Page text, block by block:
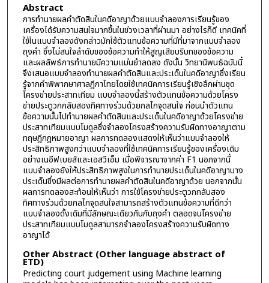
Abstract
การทำนายผลคำตัดสินในคดีอาญาด้วยแบบจำลองการเรียนรู้ของ
เครื่องได้รับความสนใจมากขึ้นในช่วงเวลาที่ผ่านมา อย่างไรก็ดี เทคนิคที่
ใช้ในแบบจำลองดังกล่าวมักใช้ตัวแทนข้อความที่มีที่มาจากแบบจำลอง
ถุงคำ ซึ่งไม่สนใจลำดับของข้อความทำให้สูญเสียบริบทของข้อความ
และผลลัพธ์การทำนายมีความแม่นยำลดลง ดังนั้น วิทยานิพนธ์ฉบับนี้
จึงเสนอแบบจำลองทำนายผลคำตัดสินและประเด็นในคดีอาญาซึ่งเรียน
รู้จากคำพิพากษาศาลฎีกาไทยโดยใช้เทคนิคการเรียนรู้เชิงลึกผ่านชุด
โครงข่ายประสาทเทียม แบบจำลองนี้สร้างตัวแทนข้อความด้วยโครง
ข่ายประตูวกกลับสองทิศทางร่วมด้วยกลไกจุดสนใจ ก่อนนำตัวแทน
ข้อความนั้นไปทำนายผลคำตัดสินและประเด็นในคดีอาญาด้วยโครงข่าย
ประสาทเทียมแบบโมดูลซึ่งจำลองโครงสร้างความรับผิดทางอาญาตาม
ทฤษฎีกฎหมายอาญา ผลการทดลองแสดงให้เห็นว่าแบบจำลองให้
ประสิทธิภาพสูงกว่าแบบจำลองที่ใช้เทคนิคการเรียนรู้ของเครื่องเดิม
อย่างเนอีฟเบยส์และเอสวีเอ็ม เมื่อพิจารณาจากค่า F1 นอกจากนี้
แบบจำลองยังให้ประสิทธิภาพสูงในการทำนายประเด็นในคดีอาญาบาง
ประเด็นซึ่งมีผลต่อการทำนายผลคำตัดสินในคดีอาญาด้วย นอกจากนั้น
ผลการทดลองสะท้อนให้เห็นว่า การใช้โครงข่ายประตูวกกลับสอง
ทิศทางร่วมด้วยกลไกจุดสนใจสามารถสร้างตัวแทนข้อความที่ดีกว่า
แบบจำลองดั้งเดิมที่มีลักษณะเดียวกันกับถุงคำ ตลอดจนโครงข่าย
ประสาทเทียมแบบโมดูลสามารถจำลองโครงสร้างความรับผิดทาง
อาญาได้
Other Abstract (Other language abstract of
ETD)
Predicting court judgement using Machine learning